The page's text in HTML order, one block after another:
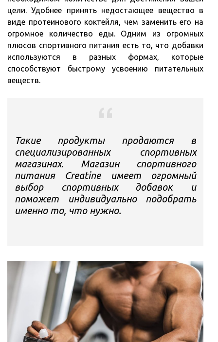
цели. Удобнее принять недостающее вещество в
виде протеинового коктейля, чем заменить его на
огромное количество еды. Одним из огромных
плюсов спортивного питания есть то, что добавки
используются в разных формах, которые
способствуют быстрому усвоению питательных
веществ.
Такие продукты продаются в
специализированных спортивных
магазинах. Магазин спортивного
питания Creatine имеет огромный
выбор спортивных добавок и
поможет индивидуально подобрать
именно то, что нужно.